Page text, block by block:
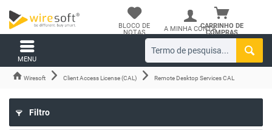
CARRINHO DE
COMPRAS
BLOCO DE
NOTAS
A MINHA CONTA
MENU
Wiresoft Client Access License (CAL) Remote Desktop Services CAL
Filtro